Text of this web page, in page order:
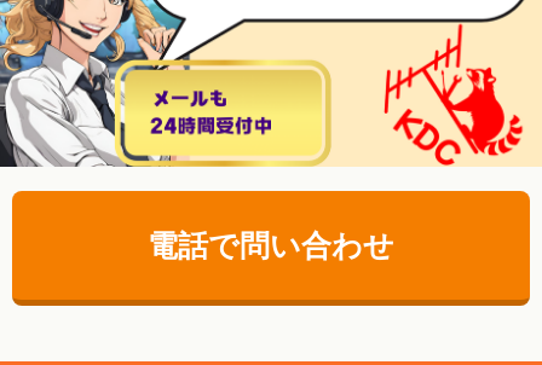
電話で問い合わせ